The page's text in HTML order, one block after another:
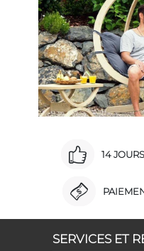
14
SERVICES ET